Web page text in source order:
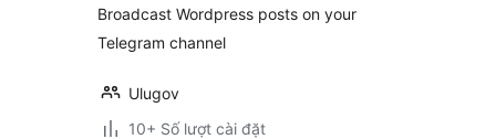
Broadcast Wordpress posts on your
Telegram channel
Ulugov
10+ Số lượt cài đặt